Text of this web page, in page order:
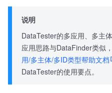
说明
DataTester的多应用、多主
应用思路与DataFinder类似
用/多主体/多ID类型帮助文档
DataTester的使用要点。